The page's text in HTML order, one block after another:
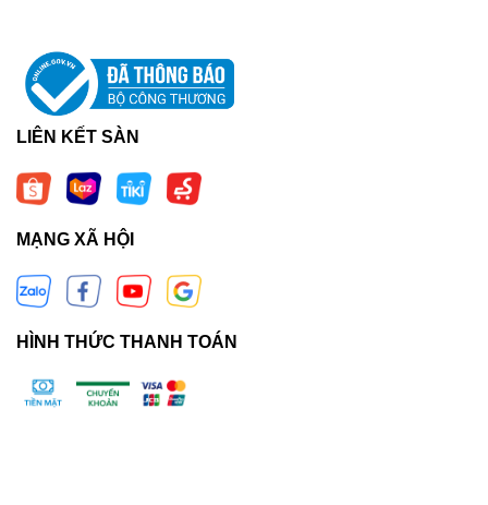
LIÊN KẾT SÀN
MẠNG XÃ HỘI
HÌNH THỨC THANH TOÁN